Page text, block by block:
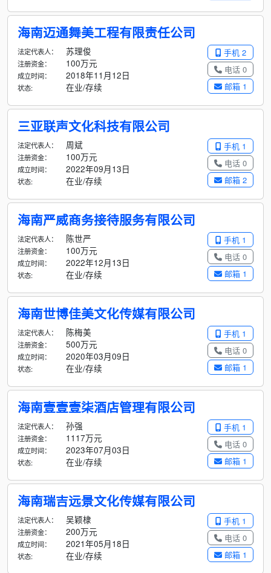
海南迈通舞美工程有限责任公司
手机 2
电话 0
邮箱 1
法定代表人： 苏理俊
注册资金： 100万元
成立时间： 2018年11月12日
状态: 在业/存续
三亚联声文化科技有限公司
手机 1
电话 0
邮箱 2
法定代表人： 周斌
注册资金： 100万元
成立时间： 2022年09月13日
状态: 在业/存续
海南严威商务接待服务有限公司
手机 1
电话 0
邮箱 1
法定代表人： 陈世严
注册资金： 100万元
成立时间： 2022年12月13日
状态: 在业/存续
海南世博佳美文化传媒有限公司
手机 1
电话 0
邮箱 1
法定代表人： 陈梅美
注册资金： 500万元
成立时间： 2020年03月09日
状态: 在业/存续
海南壹壹壹柒酒店管理有限公司
手机 1
电话 0
邮箱 1
法定代表人： 孙强
注册资金： 1117万元
成立时间： 2023年07月03日
状态: 在业/存续
海南瑞吉远景文化传媒有限公司
手机 1
电话 0
邮箱 1
法定代表人： 吴颖棣
注册资金： 200万元
成立时间： 2021年05月18日
状态: 在业/存续